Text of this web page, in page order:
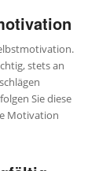
stets an
Sie diese
Motivation